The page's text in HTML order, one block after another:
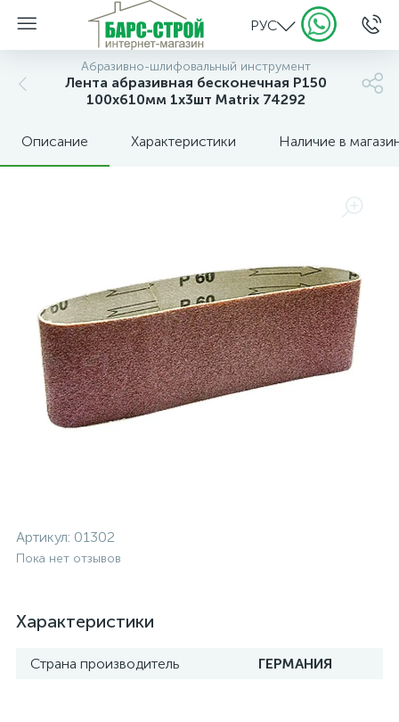
РУС
Абразивно-шлифовальный инструмент
Лента абразивная бесконечная P150
100х610мм 1х3шт Matrix 74292
Описание Характеристики Наличие в
Артикул: 01302
Пока нет отзывов
Характеристики
Страна производитель ГЕРМАНИЯ